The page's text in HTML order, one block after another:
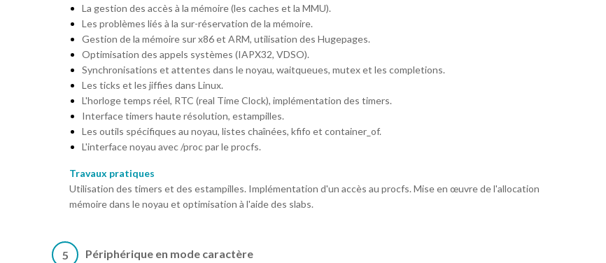
La gestion des accès à la mémoire (les caches et la MMU).
Les problèmes liés à la sur-réservation de la mémoire.
Gestion de la mémoire sur x86 et ARM, utilisation des Hugepages.
Optimisation des appels systèmes (IAPX32, VDSO).
Synchronisations et attentes dans le noyau, waitqueues, mutex et les completions.
Les ticks et les jiffies dans Linux.
L'horloge temps réel, RTC (real Time Clock), implémentation des timers.
Interface timers haute résolution, estampilles.
Les outils spécifiques au noyau, listes chaînées, kfifo et container_of.
L'interface noyau avec /proc par le procfs.
Travaux pratiques
Utilisation des timers et des estampilles. Implémentation d'un accès au procfs. Mise en œuvre de l'allocation
mémoire dans le noyau et optimisation à l'aide des slabs.
5 Périphérique en mode caractère